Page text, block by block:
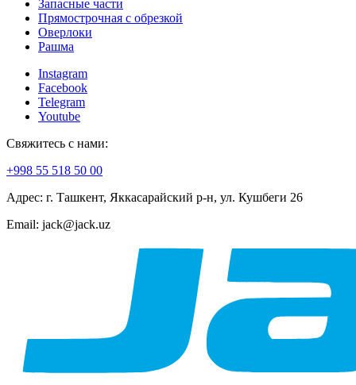
Запасные части
Прямострочная с обрезкой
Оверлоки
Рашма
Instagram
Facebook
Telegram
Youtube
Свяжитесь с нами:
+998 55 518 50 00
Адрес: г. Ташкент, Яккасарайский р-н, ул. Кушбеги 26
Email: jack@jack.uz